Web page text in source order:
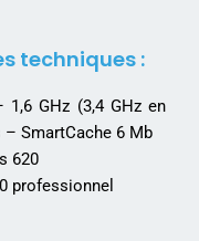
techniques :
GHz (3,4 GHz en
SmartCache 6 Mb
620
professionnel